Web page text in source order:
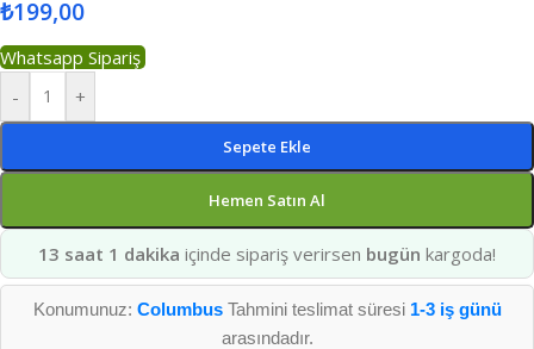
₺199,00
Whatsapp Sipariş
-
+
Sepete Ekle
Hemen Satın Al
13 saat 1 dakika içinde sipariş verirsen bugün kargoda!
Konumunuz: ColumbusTahmini teslimat süresi 1-3 iş günü
arasındadır.